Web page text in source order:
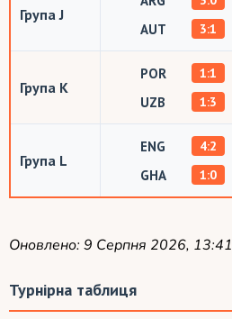
Група J
AUT
3:1
Група K
POR 1:1
UZB
1:3
Група L
ENG 4:2
GHA
1:0
Оновлено: 9 Серпня 2026, 13:41
Турнірна таблиця